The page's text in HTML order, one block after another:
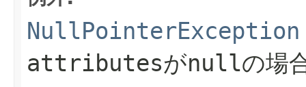
NullPointerException
attributesがnullの場